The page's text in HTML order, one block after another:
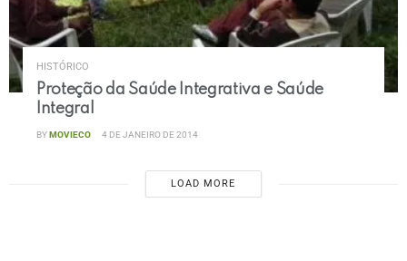
HISTÓRICO
Proteção da Saúde Integrativa e Saúde
Integral
BYMOVIECO 4 DE JANEIRO DE 2014
LOAD MORE